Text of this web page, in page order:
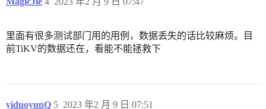
里面有很多测试部门用的用例，数据丢失的话比较麻烦。目
前TiKV的数据还在，看能不能拯救下
yiduoyunQ 2023 年2 月 9 日 07:51
5